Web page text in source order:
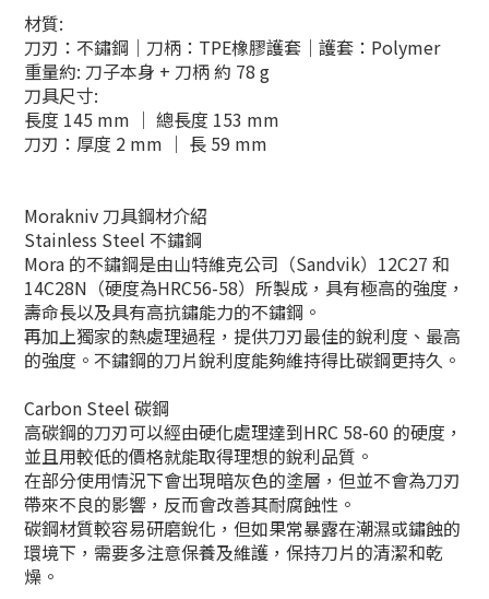
材質:
刀刃：不鏽鋼｜刀柄：TPE橡膠護套｜護套：Polymer
重量約: 刀子本身 + 刀柄 約 78 g
刀具尺寸:
長度 145 mm ｜ 總長度 153 mm
刀刃：厚度 2 mm ｜ 長 59 mm
Morakniv 刀具鋼材介紹
Stainless Steel 不鏽鋼
Mora 的不鏽鋼是由山特維克公司（Sandvik）12C27 和
14C28N（硬度為HRC56-58）所製成，具有極高的強度，
壽命長以及具有高抗鏽能力的不鏽鋼。
再加上獨家的熱處理過程，提供刀刃最佳的銳利度、最高
的強度。不鏽鋼的刀片銳利度能夠維持得比碳鋼更持久。
Carbon Steel 碳鋼
高碳鋼的刀刃可以經由硬化處理達到HRC 58-60 的硬度，
並且用較低的價格就能取得理想的銳利品質。
在部分使用情況下會出現暗灰色的塗層，但並不會為刀刃
帶來不良的影響，反而會改善其耐腐蝕性。
碳鋼材質較容易研磨銳化，但如果常暴露在潮濕或鏽蝕的
環境下，需要多注意保養及維護，保持刀片的清潔和乾
燥。